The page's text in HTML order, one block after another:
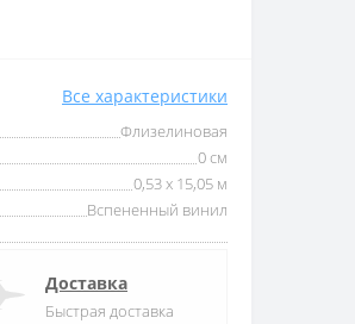
Все характеристики
Флизелиновая
0 см
0,53 x 15,05 м
Вспененный винил
Доставка
Быстрая доставка